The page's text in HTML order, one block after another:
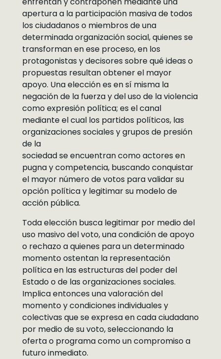
apertura a la participación masiva de todos
los ciudadanos o miembros de una
determinada organización social, quienes se
transforman en ese proceso, en los
protagonistas y decisores sobre qué ideas o
propuestas resultan obtener el mayor
apoyo. Una elección es en sí misma la
negación de la fuerza y del uso de la violencia
como expresión política; es el canal
mediante el cual los partidos políticos, las
organizaciones sociales y grupos de presión
de la
sociedad se encuentran como actores en
pugna y competencia, buscando conquistar
el mayor número de votos para validar su
opción política y legitimar su modelo de
acción pública.
Toda elección busca legitimar por medio del
uso masivo del voto, una condición de apoyo
o rechazo a quienes para un determinado
momento ostentan la representación
política en las estructuras del poder del
Estado o de las organizaciones sociales.
Implica entonces una valoración del
momento y condiciones individuales y
colectivas que se expresa en cada ciudadano
por medio de su voto, seleccionando la
oferta o programa como un compromiso a
futuro inmediato.